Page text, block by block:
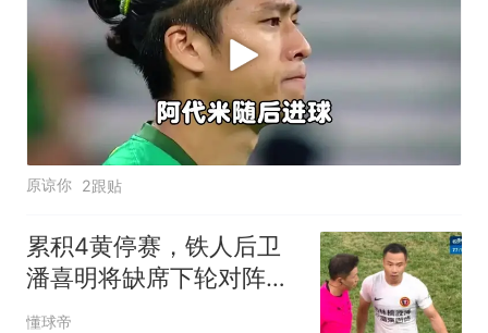
原谅你 2跟贴
累积4黄停赛，铁人后卫
潘喜明将缺席下轮对阵新
鹏城的比赛
懂球帝